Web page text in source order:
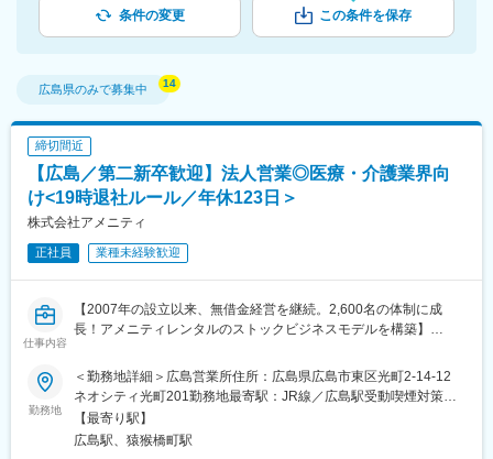
条件の変更 この条件を保存
広島県のみで募集中
締切間近
【広島／第二新卒歓迎】法人営業◎医療・介護業界向
け<19時退社ルール／年休123日＞
株式会社アメニティ
正社員 業種未経験歓迎
仕事内容
【2007年の設立以来、無借金経営を継続。2,600名の体制に成
長！アメニティレンタルのストックビジネスモデルを構築】
を図るため、このたび新たな仲間をお迎えすることとなりまし
た。
■業務詳細：
病院や介護施設に向けて、入院・入所時に必要な衣類やタオル、
勤務地
＜勤務地詳細＞広島営業所住所：広島県広島市東区光町2-14-12
ネオシティ光町201勤務地最寄駅：JR線／広島駅受動喫煙対策：
屋内全面禁煙変更の範囲：本文参照
【最寄り駅】
広島駅、猿猴橋町駅